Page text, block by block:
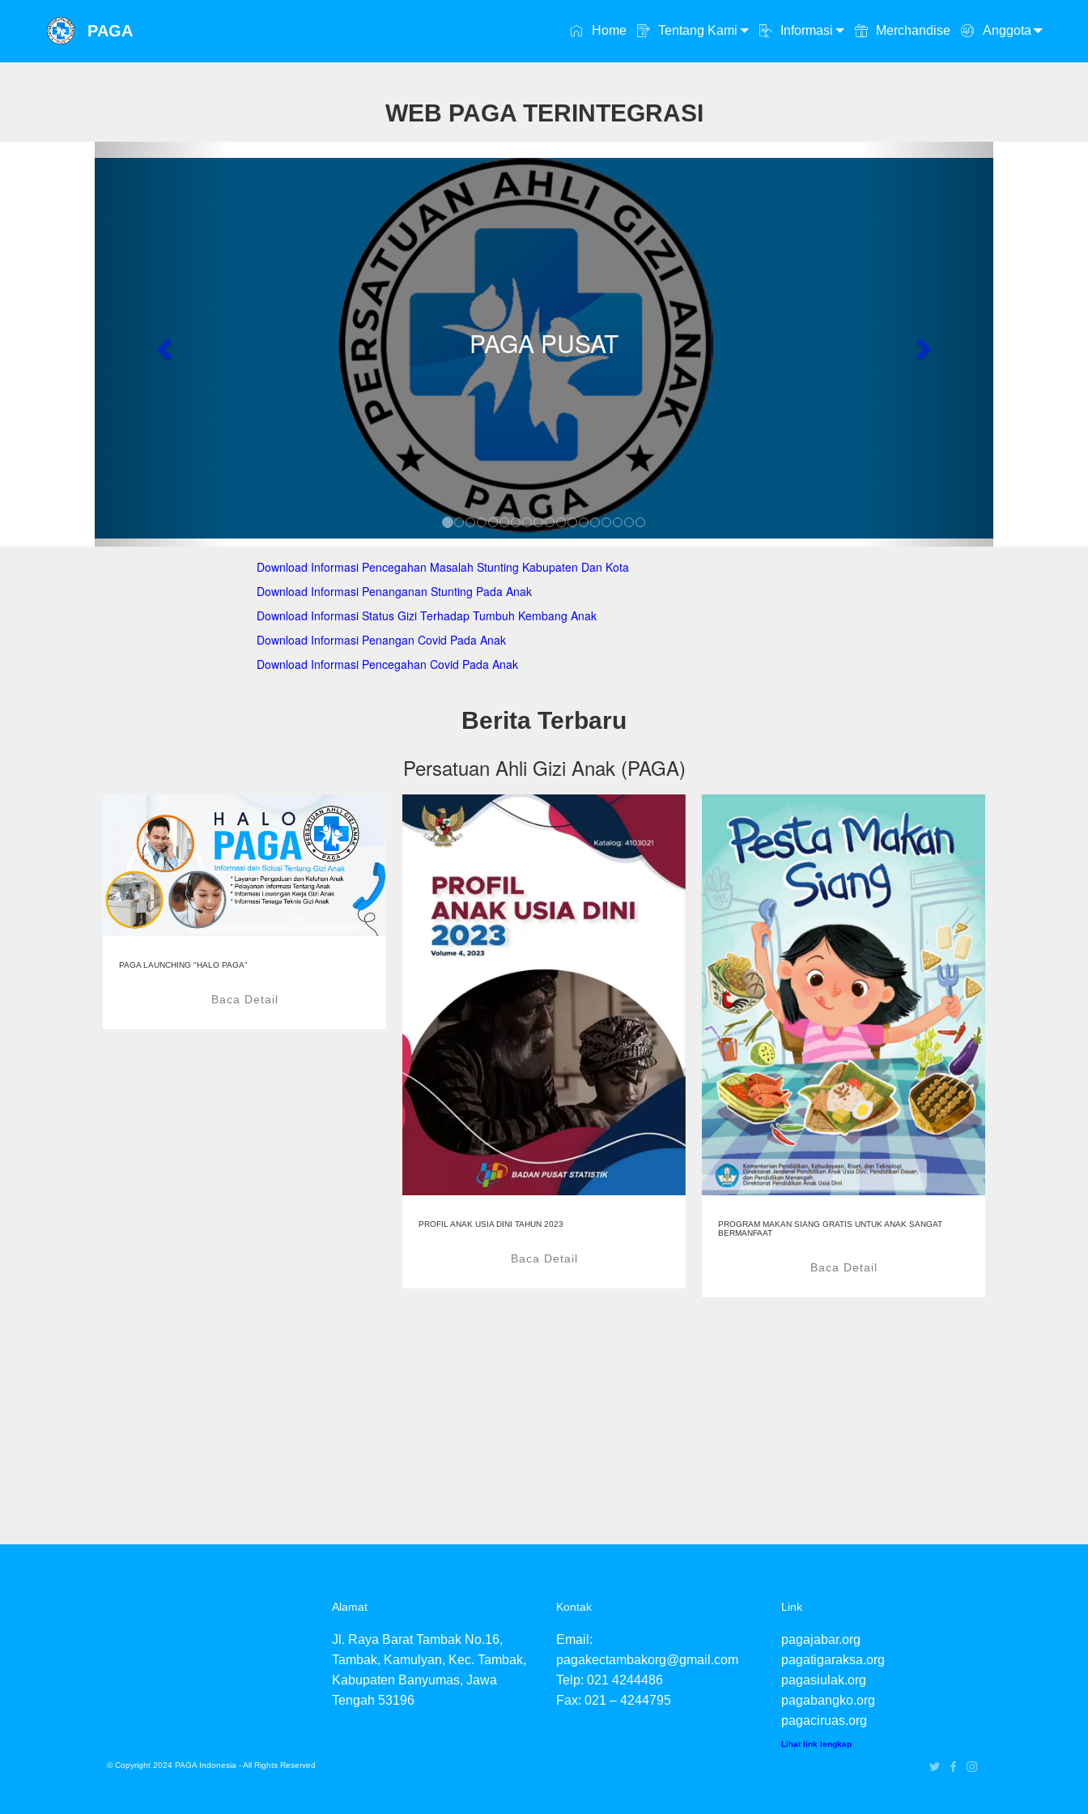
PAGA Home Tentang Kami Informasi Merchandise Anggota
WEB PAGA TERINTEGRASI
PAGA PUSAT
Previous Next
Download Informasi Pencegahan Masalah Stunting Kabupaten Dan Kota
Download Informasi Penanganan Stunting Pada Anak
Download Informasi Status Gizi Terhadap Tumbuh Kembang Anak
Download Informasi Penangan Covid Pada Anak
Download Informasi Pencegahan Covid Pada Anak
Berita Terbaru
Persatuan Ahli Gizi Anak (PAGA)
PAGA LAUNCHING "HALO PAGA"
Baca Detail
PROFIL ANAK USIA DINI TAHUN 2023
Baca Detail
PROGRAM MAKAN SIANG GRATIS UNTUK ANAK SANGAT
BERMANFAAT
Baca Detail
Alamat
Jl. Raya Barat Tambak No.16,
Tambak, Kamulyan, Kec. Tambak,
Kabupaten Banyumas, Jawa
Tengah 53196
Kontak
Email:
pagakectambakorg@gmail.com
Telp: 021 4244486
Fax: 021 – 4244795
Link
pagajabar.org
pagatigaraksa.org
pagasiulak.org
pagabangko.org
pagaciruas.org
Lihat link lengkap
© Copyright 2024 PAGA Indonesia - All Rights Reserved